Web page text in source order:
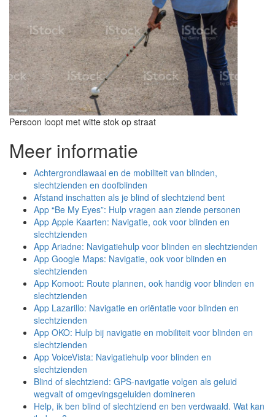
Persoon loopt met witte stok op straat
Meer informatie
Achtergrondlawaai en de mobiliteit van blinden,
slechtzienden en doofblinden
Afstand inschatten als je blind of slechtziend bent
App “Be My Eyes”: Hulp vragen aan ziende personen
App Apple Kaarten: Navigatie, ook voor blinden en
slechtzienden
App Ariadne: Navigatiehulp voor blinden en slechtzienden
App Google Maps: Navigatie, ook voor blinden en
slechtzienden
App Komoot: Route plannen, ook handig voor blinden en
slechtzienden
App Lazarillo: Navigatie en oriëntatie voor blinden en
slechtzienden
App OKO: Hulp bij navigatie en mobiliteit voor blinden en
slechtzienden
App VoiceVista: Navigatiehulp voor blinden en
slechtzienden
Blind of slechtziend: GPS-navigatie volgen als geluid
wegvalt of omgevingsgeluiden domineren
Help, ik ben blind of slechtziend en ben verdwaald. Wat kan